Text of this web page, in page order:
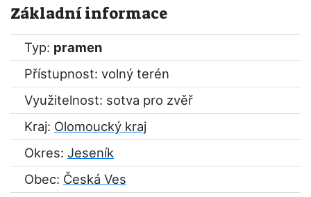
Základní informace
Typ: pramen
Přístupnost: volný terén
Využitelnost: sotva pro zvěř
Kraj: Olomoucký kraj
Okres: Jeseník
Obec: Česká Ves